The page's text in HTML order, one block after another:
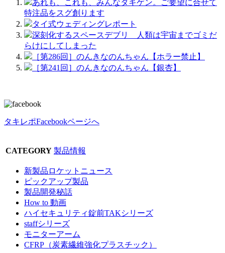
あれも、これも、みんなタキゲン。ご要望に合せて
特注品をスグ創ります
タイ式ウェディングレポート
深刻化するスペースデブリ 人類は宇宙までゴミだ
らけにしてしまった
［第286回］のんきなのんちゃん【ホラー禁止】
［第241回］のんきなのんちゃん【銀杏】
タキレポFacebookページへ
CATEGORY 製品情報
新製品ロケットニュース
ピックアップ製品
製品開発秘話
How to 動画
ハイセキュリティ錠前TAKシリーズ
staffシリーズ
モニターアーム
CFRP（炭素繊維強化プラスチック）